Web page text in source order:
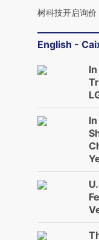
树科技开启询价
English -